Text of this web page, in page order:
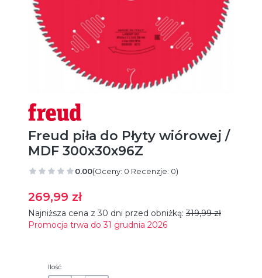
Freud piła do Płyty wiórowej /
MDF 300x30x96Z
0.00(Oceny: 0 Recenzje: 0)
269,99 zł
Najniższa cena z 30 dni przed obniżką: 319,99 zł
Promocja trwa do 31 grudnia 2026
Ilość